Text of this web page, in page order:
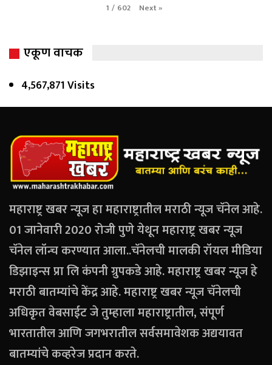
1 / 602 Next»
एकूण वाचक
4,567,871 Visits
महाराष्ट्र खबर न्यूज हा महाराष्ट्रातील मराठी न्यूज चॅनेल आहे.
01 जानेवारी 2020 रोजी पुणे येथून महाराष्ट्र खबर न्यूज
चॅनेल लॉन्च करण्यात आला..चॅनेलची मालकी रॉयल मीडिया
डिझाइन्स प्रा लि कंपनी ग्रुपकडे आहे. महाराष्ट्र खबर न्यूज हे
मराठी बातम्यांचे केंद्र आहे. महाराष्ट्र खबर न्यूज चॅनेलची
अधिकृत वेबसाईट जे तुम्हाला महाराष्ट्रातील, संपूर्ण
भारतातील आणि जगभरातील सर्वसमावेशक अद्ययावत
बातम्यांचे कव्हरेज प्रदान करते.